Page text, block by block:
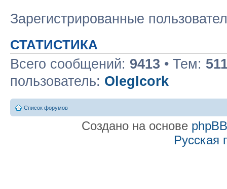
Зарегистрированные
СТАТИСТИКА
Всего сообщений: 9413 • Тем:
пользователь: OlegIcork
Список форумов
Создано на основе phpBB
Русская